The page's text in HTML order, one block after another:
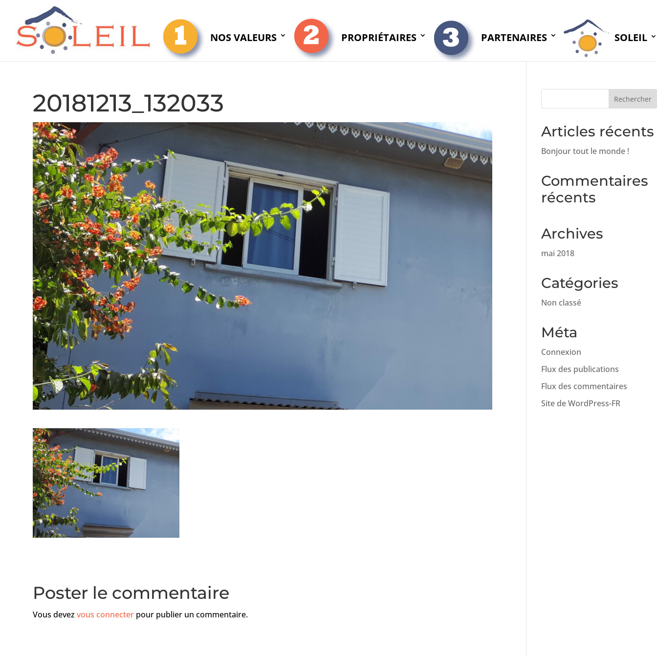
NOS VALEURS PROPRIÉTAIRES PARTENAIRES SOLEIL
20181213_132033
Poster le commentaire
Vous devezvous connecter pour publier un commentaire.
Articles récents
Bonjour tout le monde !
Commentaires
récents
Archives
mai 2018
Catégories
Non classé
Méta
Connexion
Flux des publications
Flux des commentaires
Site de WordPress-FR